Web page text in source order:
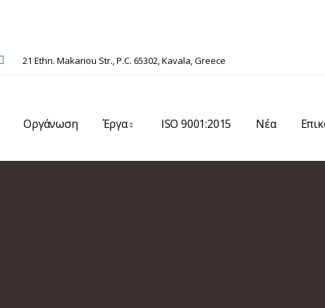
21 Ethn. Makariou Str., P.C. 65302, Kavala, Greece
Οργάνωση Έργα ISO 9001:2015 Νέα